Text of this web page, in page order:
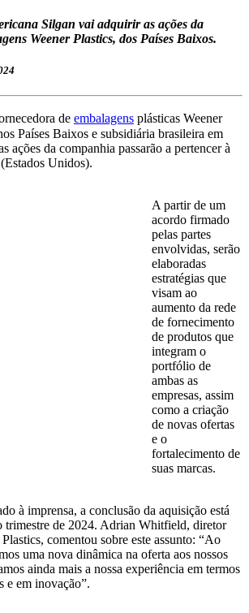
Silgan vai adquirir as ações da
Weener Plastics, dos Países Baixos.
de embalagens plásticas Weener
Países Baixos e subsidiária brasileira em
ações da companhia passarão a pertencer à
Unidos).
A partir de um
acordo firmado
pelas partes
envolvidas, serão
elaboradas
estratégias que
visam ao
aumento da rede
de fornecimento
de produtos que
integram o
portfólio de
ambas as
empresas, assim
como a criação
de novas ofertas
e o
fortalecimento de
suas marcas.
à imprensa, a conclusão da aquisição está
trimestre de 2024. Adrian Whitfield, diretor
comentou sobre este assunto: “Ao
uma nova dinâmica na oferta aos nossos
ainda mais a nossa experiência em termos
e em inovação”.